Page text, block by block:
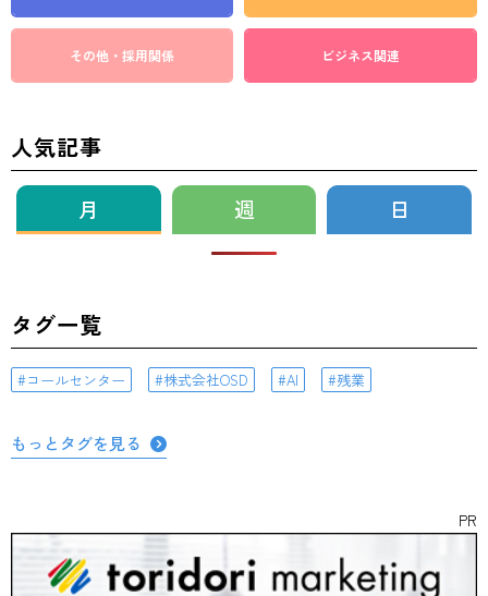
その他・採用関係 ビジネス関連
人気記事
月 週 日
タグ一覧
コールセンター 株式会社OSD AI 残業
もっとタグを見る
PR